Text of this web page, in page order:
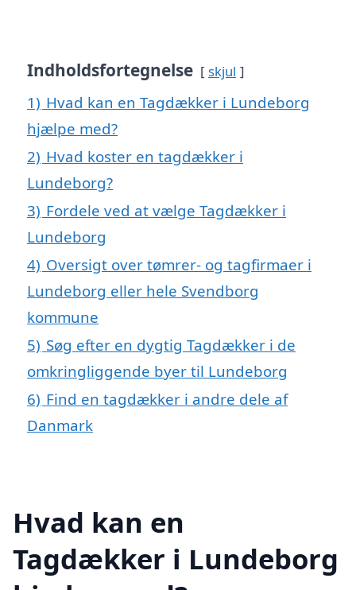
Indholdsfortegnelse skjul
1) Hvad kan en Tagdækker i Lundeborg
hjælpe med?
2) Hvad koster en tagdækker i
Lundeborg?
3) Fordele ved at vælge Tagdækker i
Lundeborg
4) Oversigt over tømrer- og tagfirmaer i
Lundeborg eller hele Svendborg
kommune
5) Søg efter en dygtig Tagdækker i de
omkringliggende byer til Lundeborg
6) Find en tagdækker i andre dele af
Danmark
Hvad kan en
Tagdækker i Lundeborg